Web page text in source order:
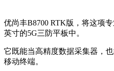
优尚丰B8700 RTK版，将这项
英寸的5G三防平板中。
它既能当高精度数据采集器，
移动终端。